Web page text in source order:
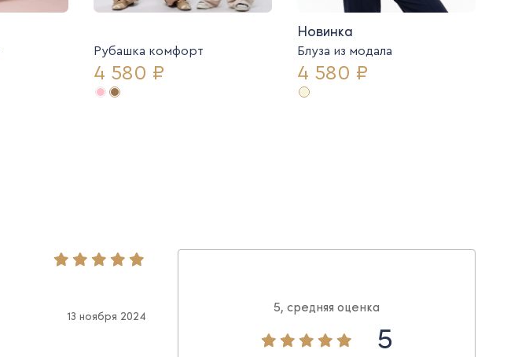
Рубашка комфорт
4 580 ₽
Новинка
Блуза из модала
4 580 ₽
5, средняя оценка
5
13 ноября 2024